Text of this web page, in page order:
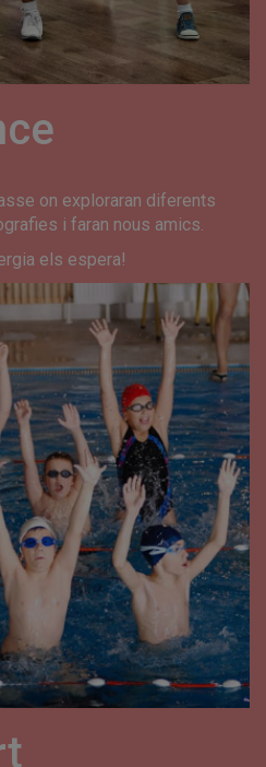
on exploraran diferents
i faran nous amics.
els espera!